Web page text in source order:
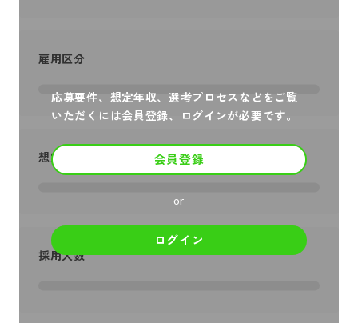
応募要件、想定年収、選考プロセスなどをご覧
いただくには会員登録、ログインが必要です。
会員登録
or
ログイン
雇用区分
想定年収
採用人数